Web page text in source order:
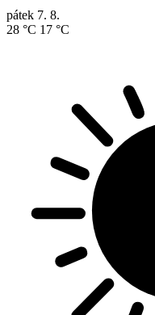
pátek 7. 8.
28 °C 17 °C